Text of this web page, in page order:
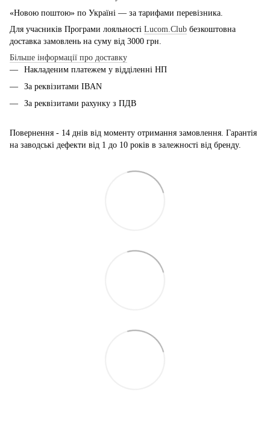
«Новою поштою» по Україні — за тарифами перевізника.
Для учасників Програми лояльності Lucom.Club безкоштовна
доставка замовлень на суму від 3000 грн.
Більше інформації про доставку
Накладеним платежем у відділенні НП
За реквізитами IBAN
За реквізитами рахунку з ПДВ
Повернення - 14 днів від моменту отримання замовлення. Гарантія
на заводські дефекти від 1 до 10 років в залежності від бренду.